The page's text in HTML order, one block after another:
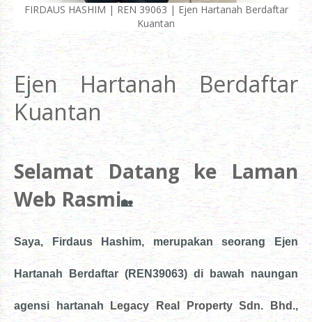
FIRDAUS HASHIM | REN 39063 | Ejen Hartanah Berdaftar
Kuantan
Ejen Hartanah Berdaftar
Kuantan
Selamat Datang ke Laman
Web Rasmi🏡
Saya,Firdaus Hashim, merupakan seorang Ejen
Hartanah Berdaftar (REN39063) di bawah naungan
agensi hartanah Legacy Real Property Sdn. Bhd.,